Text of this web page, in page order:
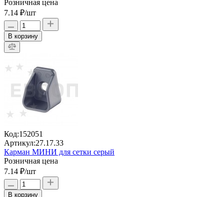
Розничная цена
7.14 ₽/шт
В корзину
Код:152051
Артикул:27.17.33
Карман МИНИ для сетки серый
Розничная цена
7.14 ₽/шт
В корзину